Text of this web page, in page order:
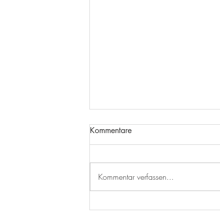
Tschernobyl ist noch nicht
Kommentare
Kommentar verfassen...